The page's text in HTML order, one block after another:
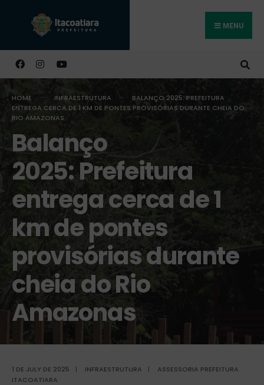
MENU
HOME INFRAESTRUTURA
BALANÇO 2025: PREFEITURA
ENTREGA CERCA DE 1 KM DE PONTES PROVISÓRIAS DURANTE CHEIA DO
RIO AMAZONAS
Balanço
2025: Prefeitura
entrega cerca de 1
km de pontes
provisórias durante
cheia do Rio
Amazonas
1 DE JULY DE 2025 | INFRAESTRUTURA |
ASSESSORIA PREFEITURA
ITACOATIARA
Buscar